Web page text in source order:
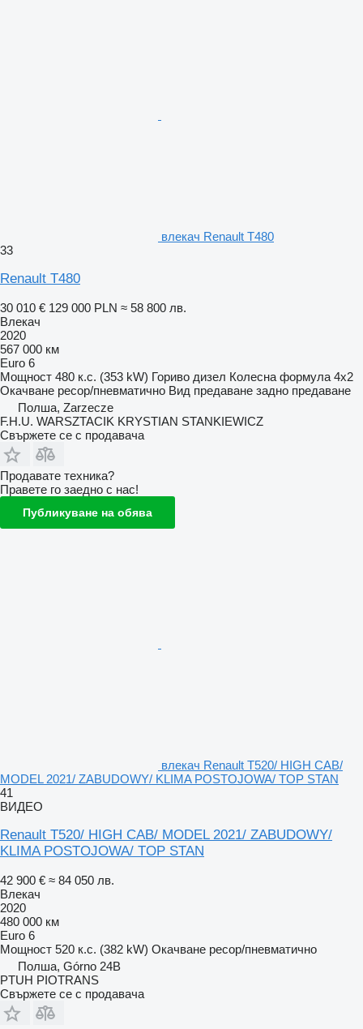
влекач Renault T480
33
Renault T480
30 010 € 129 000 PLN ≈ 58 800 лв.
Влекач
2020
567 000 км
Euro 6
Мощност 480 к.с. (353 kW) Гориво дизел Колесна формула 4x2
Окачване ресор/пневматично Вид предаване задно предаване
Полша, Zarzecze
F.H.U. WARSZTACIK KRYSTIAN STANKIEWICZ
Свържете се с продавача
Продавате техника?
Правете го заедно с нас!
Публикуване на обява
влекач Renault T520/ HIGH CAB/
MODEL 2021/ ZABUDOWY/ KLIMA POSTOJOWA/ TOP STAN
41
ВИДЕО
Renault T520/ HIGH CAB/ MODEL 2021/ ZABUDOWY/
KLIMA POSTOJOWA/ TOP STAN
42 900 € ≈ 84 050 лв.
Влекач
2020
480 000 км
Euro 6
Мощност 520 к.с. (382 kW) Окачване ресор/пневматично
Полша, Górno 24B
PTUH PIOTRANS
Свържете се с продавача